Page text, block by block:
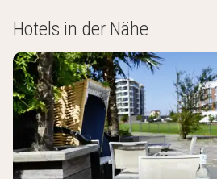
Hotels in der Nähe